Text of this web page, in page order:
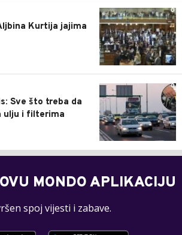
0
Kurtija jajima
0
Sve što treba da
ulju i filterima
MONDO APLIKACIJU
spoj vijesti i zabave.